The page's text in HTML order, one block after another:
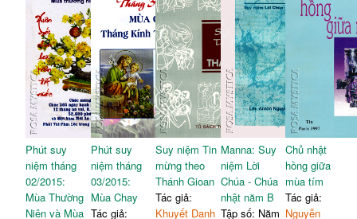
Phút suy
niệm tháng
02/2015:
Mùa Thường
Niên và Mùa
Phút suy
niệm tháng
03/2015:
Mùa Chay
Tác giả:
Suy niệm Tin
mừng theo
Thánh Gioan
Tác giả:
Khuyết Danh
Manna: Suy
niệm Lời
Chúa - Chúa
nhật năm B
Tập số: Năm
Chủ nhật
hồng giữa
mùa tím
Tác giả:
Nguyễn